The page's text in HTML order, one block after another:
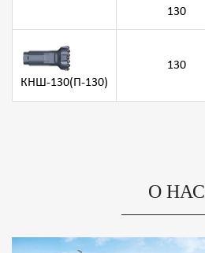
130
КНШ-130(П-130)
130
О НАС